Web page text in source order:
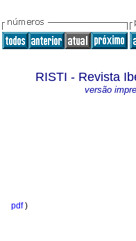
RISTI - Revista
versão
pdf)